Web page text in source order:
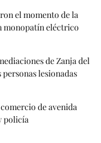
el momento de la
monopatín eléctrico
de Zanja del
lesionadas
de avenida
policía